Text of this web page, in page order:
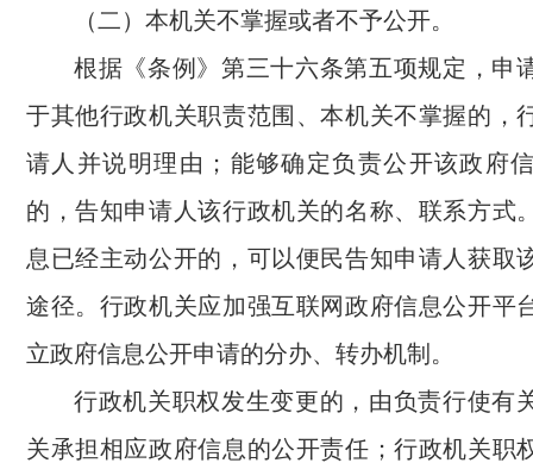
（二）本机关不掌握或者不予公开。
根据《条例》第三十六条第五项规定，申
于其他行政机关职责范围、本机关不掌握的，
请人并说明理由；能够确定负责公开该政府
的，告知申请人该行政机关的名称、联系方式
息已经主动公开的，可以便民告知申请人获取
途径。行政机关应加强互联网政府信息公开平
立政府信息公开申请的分办、转办机制。
行政机关职权发生变更的，由负责行使有
关承担相应政府信息的公开责任；行政机关职